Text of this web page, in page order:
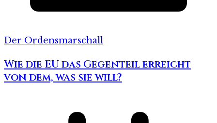
Der Ordensmarschall
Wie die EU das Gegenteil erreicht
von dem, was sie will?